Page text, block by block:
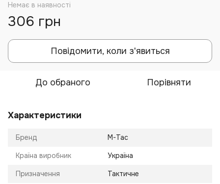
Немає в наявності
306 грн
Повідомити, коли з'явиться
До обраного Порівняти
Характеристики
Бренд M-Tac
Країна виробник Україна
Призначення Тактичне